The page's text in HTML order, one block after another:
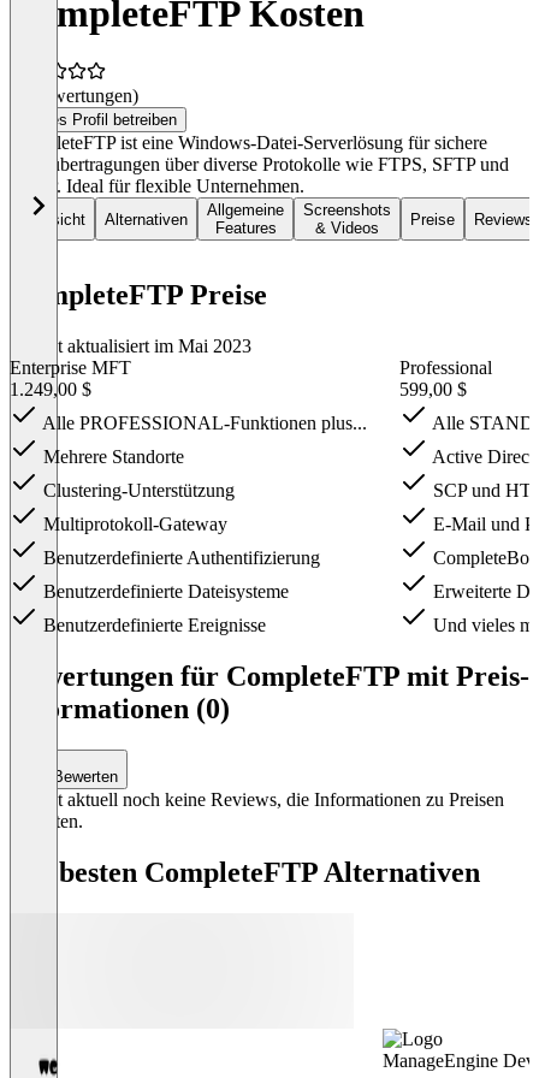
CompleteFTP Kosten
(0 Bewertungen)
Dieses Profil betreiben
CompleteFTP ist eine Windows-Datei-Serverlösung für sichere
Dateiübertragungen über diverse Protokolle wie FTPS, SFTP und
HTTP. Ideal für flexible Unternehmen.
Übersicht Alternativen
Allgemeine
Features
Screenshots
& Videos
Preise Reviews
CompleteFTP Preise
Zuletzt aktualisiert im Mai 2023
Enterprise MFT
1.249,00 $
Alle PROFESSIONAL-Funktionen plus...
Mehrere Standorte
Clustering-Unterstützung
Multiprotokoll-Gateway
Benutzerdefinierte Authentifizierung
Benutzerdefinierte Dateisysteme
Benutzerdefinierte Ereignisse
Professional
599,00 $
Alle
Active
SCP und
E-Mail und
Erweiterte
Und vieles
Bewertungen für CompleteFTP mit Preis-
Informationen (0)
Bewerten
Es gibt aktuell noch keine Reviews, die Informationen zu Preisen
enthalten.
Die besten CompleteFTP Alternativen
ManageEngine